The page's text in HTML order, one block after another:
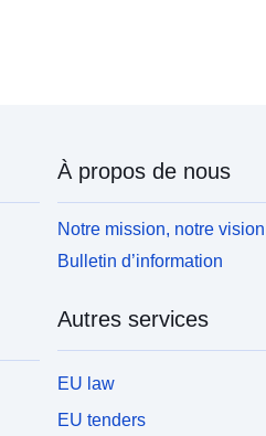
À propos de nous
Notre mission, notre
Bulletin d’information
Autres services
EU law
EU tenders